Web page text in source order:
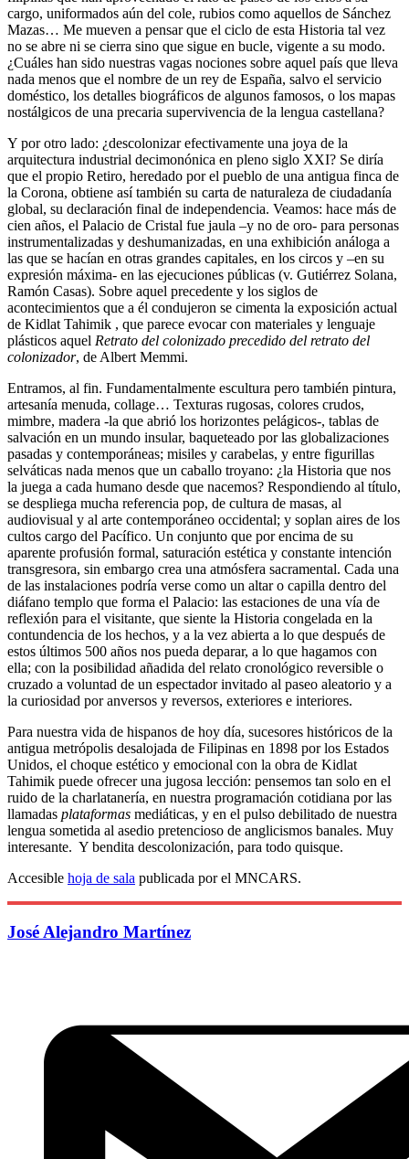
cargo, uniformados aún del cole, rubios como aquellos de Sánchez
Mazas… Me mueven a pensar que el ciclo de esta Historia tal vez
no se abre ni se cierra sino que sigue en bucle, vigente a su modo.
¿Cuáles han sido nuestras vagas nociones sobre aquel país que lleva
nada menos que el nombre de un rey de España, salvo el servicio
doméstico, los detalles biográficos de algunos famosos, o los mapas
nostálgicos de una precaria supervivencia de la lengua castellana?
Y por otro lado: ¿descolonizar efectivamente una joya de la
arquitectura industrial decimonónica en pleno siglo XXI? Se diría
que el propio Retiro, heredado por el pueblo de una antigua finca de
la Corona, obtiene así también su carta de naturaleza de ciudadanía
global, su declaración final de independencia. Veamos: hace más de
cien años, el Palacio de Cristal fue jaula –y no de oro- para personas
instrumentalizadas y deshumanizadas, en una exhibición análoga a
las que se hacían en otras grandes capitales, en los circos y –en su
expresión máxima- en las ejecuciones públicas (v. Gutiérrez Solana,
Ramón Casas). Sobre aquel precedente y los siglos de
acontecimientos que a él condujeron se cimenta la exposición actual
de Kidlat Tahimik , que parece evocar con materiales y lenguaje
plásticos aquel Retrato del colonizado precedido del retrato del
colonizador, de Albert Memmi.
Entramos, al fin. Fundamentalmente escultura pero también pintura,
artesanía menuda, collage… Texturas rugosas, colores crudos,
mimbre, madera -la que abrió los horizontes pelágicos-, tablas de
salvación en un mundo insular, baqueteado por las globalizaciones
pasadas y contemporáneas; misiles y carabelas, y entre figurillas
selváticas nada menos que un caballo troyano: ¿la Historia que nos
la juega a cada humano desde que nacemos? Respondiendo al título,
se despliega mucha referencia pop, de cultura de masas, al
audiovisual y al arte contemporáneo occidental; y soplan aires de los
cultos cargo del Pacífico. Un conjunto que por encima de su
aparente profusión formal, saturación estética y constante intención
transgresora, sin embargo crea una atmósfera sacramental. Cada una
de las instalaciones podría verse como un altar o capilla dentro del
diáfano templo que forma el Palacio: las estaciones de una vía de
reflexión para el visitante, que siente la Historia congelada en la
contundencia de los hechos, y a la vez abierta a lo que después de
estos últimos 500 años nos pueda deparar, a lo que hagamos con
ella; con la posibilidad añadida del relato cronológico reversible o
cruzado a voluntad de un espectador invitado al paseo aleatorio y a
la curiosidad por anversos y reversos, exteriores e interiores.
Para nuestra vida de hispanos de hoy día, sucesores históricos de la
antigua metrópolis desalojada de Filipinas en 1898 por los Estados
Unidos, el choque estético y emocional con la obra de Kidlat
Tahimik puede ofrecer una jugosa lección: pensemos tan solo en el
ruido de la charlatanería, en nuestra programación cotidiana por las
llamadas plataformas mediáticas, y en el pulso debilitado de nuestra
lengua sometida al asedio pretencioso de anglicismos banales. Muy
interesante. Y bendita descolonización, para todo quisque.
Accesible hoja de sala publicada por el MNCARS.
José Alejandro Martínez